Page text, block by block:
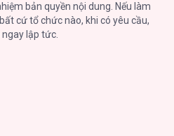
Mắc Lỗi Chí Mạng [...] – Chap
Là Con Anh
bản quyền nội dung. Nếu làm
cứ tổ chức nào, khi có yêu cầu,
lập tức.